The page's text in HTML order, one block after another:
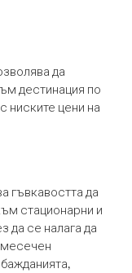
да
дестинация по
ниските цени на
гъвкавостта да
стационарни и
да се налага да
месечен